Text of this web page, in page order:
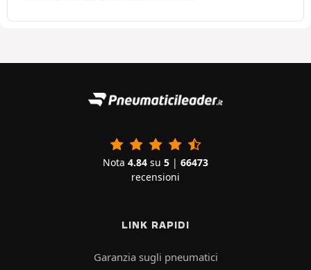
Nota 4.84 su 5 | 66473
recensioni
LINK RAPIDI
Garanzia sugli pneumatici